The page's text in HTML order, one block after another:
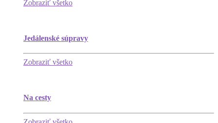
Zobraziť všetko
Jedálenské súpravy
Zobraziť všetko
Na cesty